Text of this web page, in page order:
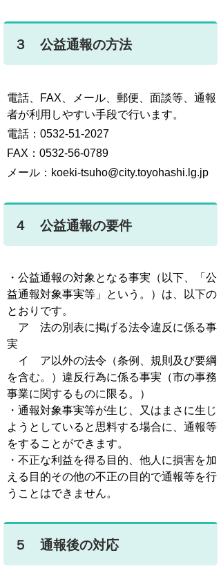
３ 公益通報の方法
電話、FAX、メール、郵便、面談等、通報
者が利用しやすい手段で行います。
電話：0532-51-2027
FAX：0532-56-0789
メール：koeki-tsuho@city.toyohashi.lg.jp
４ 公益通報の要件
・公益通報の対象となる事実（以下、「公
益通報対象事実等」という。）は、以下の
とおりです。
ア 法の別表に掲げる法令違反に係る事
実
イ ア以外の法令（条例、規則及び要綱
を含む。）違反行為に係る事実（市の事務
事業に関するものに限る。）
・通報対象事実等が生じ、又はまさに生じ
ようとしていると思料する場合に、通報等
をすることができます。
・不正な利益を得る目的、他人に損害を加
える目的その他の不正の目的で通報等を行
うことはできません。
５ 通報後の対応